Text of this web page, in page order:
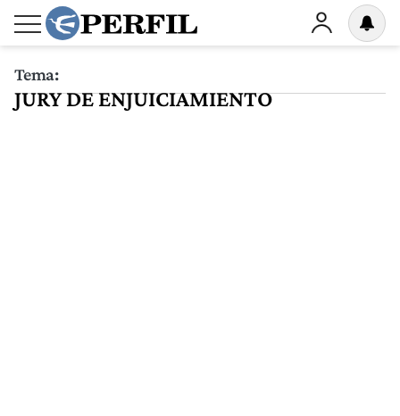
Tema:
JURY DE ENJUICIAMIENTO